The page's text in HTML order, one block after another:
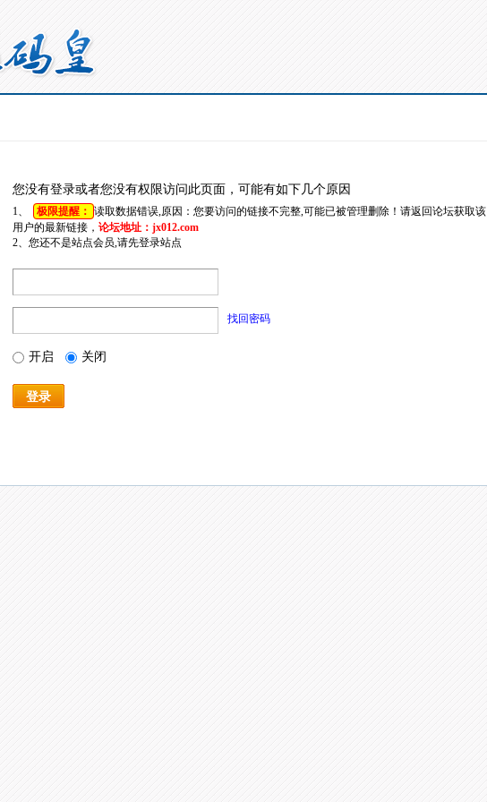
您没有登录或者您没有权限访问此页面，可能有如下几个原因
1、 极限提醒： 读取数据错误,原因：您要访问的链接不完整,可能已被管理删除！请返回论坛获取该
用户的最新链接， 论坛地址：jx012.com
2、您还不是站点会员,请先登录站点
找回密码
开启 关闭
登录